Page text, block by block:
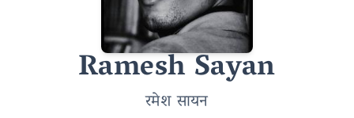
Ramesh Sayan
रमेश सायन